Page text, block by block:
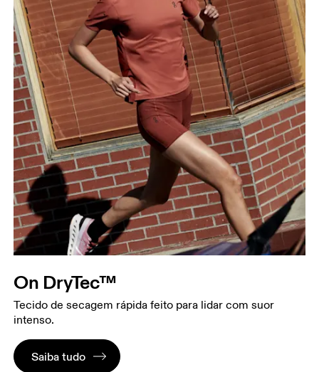
On DryTec™
Tecido de secagem rápida feito para lidar com suor
intenso.
Saiba tudo